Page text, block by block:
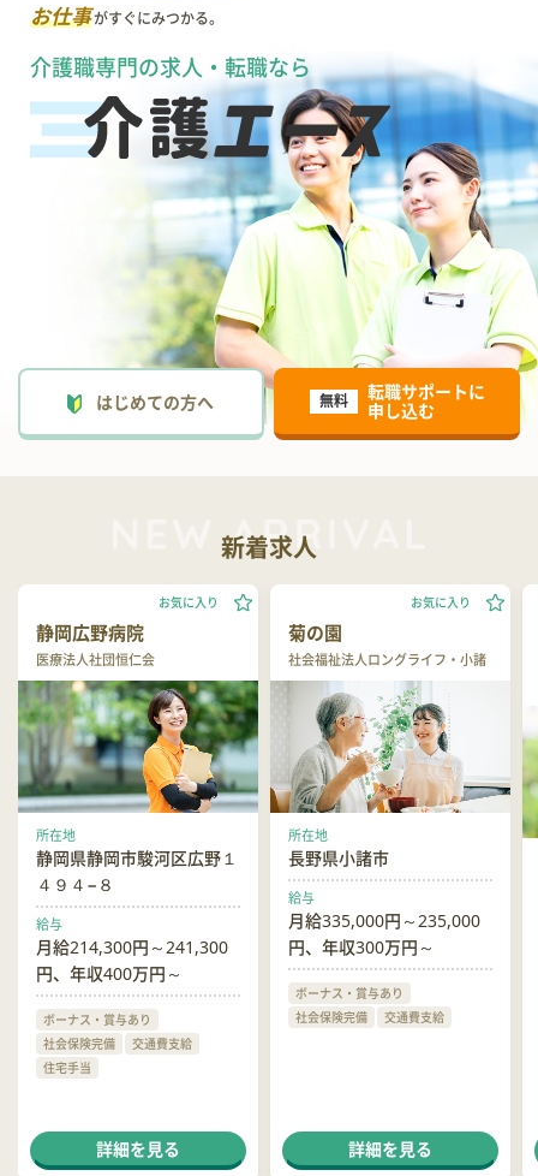
お仕事がすぐにみつかる。
介護職専門の求人・転職なら
はじめての方へ 無料
転職サポートに
申し込む
新着求人
静岡広野病院
医療法人社団恒仁会
お気に入り
所在地
静岡県静岡市駿河区広野１
４９４−８
給与
月給214,300円～241,300
円、年収400万円～
ボーナス・賞与あり
社会保険完備
交通費支給
住宅手当
詳細を見る
菊の園
社会福祉法人ロングライフ・小諸
お気に入り
所在地
長野県小諸市
給与
月給335,000円～235,000
円、年収300万円～
ボーナス・賞与あり
社会保険完備
交通費支給
詳細を見る